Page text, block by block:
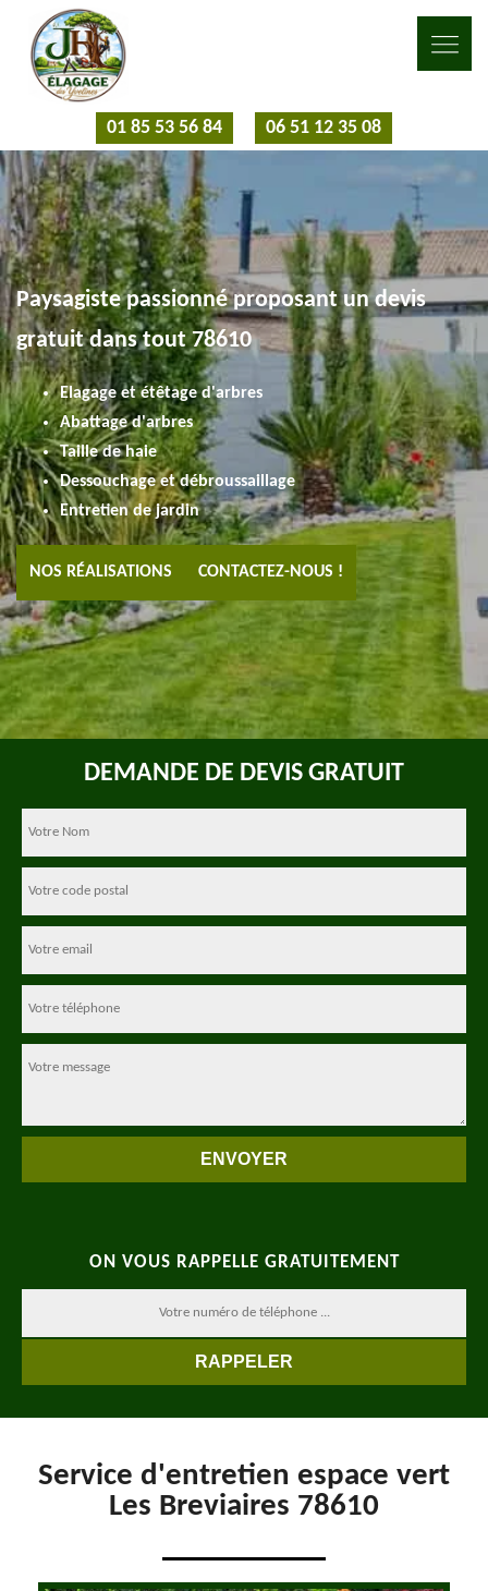
01 85 53 56 84 06 51 12 35 08
Paysagiste passionné proposant un devis
gratuit dans tout 78610
Elagage et étêtage d'arbres
Abattage d'arbres
Taille de haie
Dessouchage et débroussaillage
Entretien de jardin
NOS RÉALISATIONS CONTACTEZ-NOUS !
DEMANDE DE DEVIS GRATUIT
ON VOUS RAPPELLE GRATUITEMENT
Service d'entretien espace vert
Les Breviaires 78610